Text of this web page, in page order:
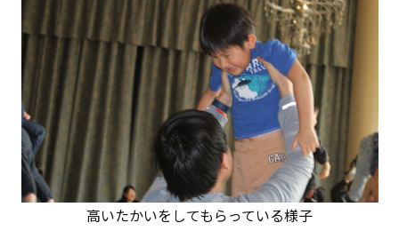
高いたかいをしてもらっている様子